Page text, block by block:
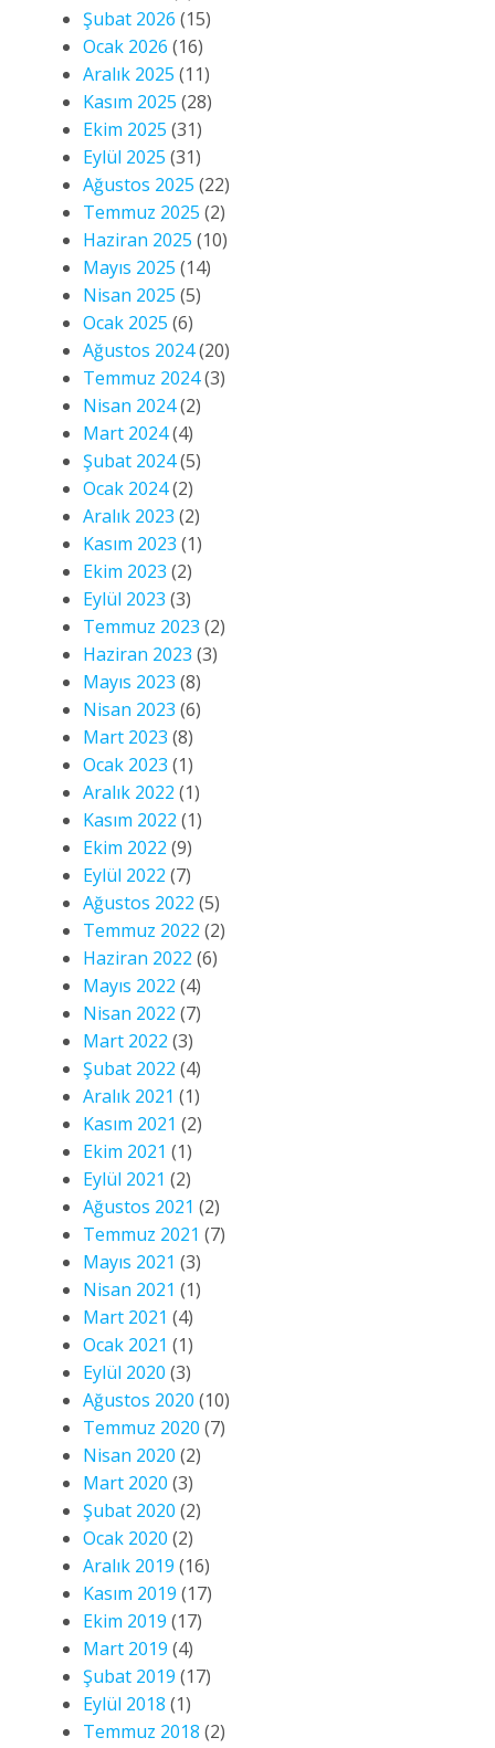
Şubat 2026 (15)
Ocak 2026 (16)
Aralık 2025 (11)
Kasım 2025 (28)
Ekim 2025 (31)
Eylül 2025 (31)
Ağustos 2025 (22)
Temmuz 2025 (2)
Haziran 2025 (10)
Mayıs 2025 (14)
Nisan 2025 (5)
Ocak 2025 (6)
Ağustos 2024(20)
Temmuz 2024(3)
Nisan 2024(2)
Mart 2024(4)
Şubat 2024(5)
Ocak 2024(2)
Aralık 2023 (2)
Kasım 2023 (1)
Ekim 2023 (2)
Eylül 2023 (3)
Temmuz 2023 (2)
Haziran 2023 (3)
Mayıs 2023 (8)
Nisan 2023 (6)
Mart 2023 (8)
Ocak 2023 (1)
Aralık 2022 (1)
Kasım 2022 (1)
Ekim 2022 (9)
Eylül 2022 (7)
Ağustos 2022 (5)
Temmuz 2022 (2)
Haziran 2022 (6)
Mayıs 2022 (4)
Nisan 2022 (7)
Mart 2022 (3)
Şubat 2022 (4)
Aralık 2021 (1)
Kasım 2021 (2)
Ekim 2021 (1)
Eylül 2021 (2)
Ağustos 2021 (2)
Temmuz 2021 (7)
Mayıs 2021 (3)
Nisan 2021 (1)
Mart 2021 (4)
Ocak 2021 (1)
Eylül 2020 (3)
Ağustos 2020 (10)
Temmuz 2020 (7)
Nisan 2020 (2)
Mart 2020 (3)
Şubat 2020 (2)
Ocak 2020 (2)
Aralık 2019 (16)
Kasım 2019 (17)
Ekim 2019 (17)
Mart 2019 (4)
Şubat 2019 (17)
Eylül 2018 (1)
Temmuz 2018 (2)